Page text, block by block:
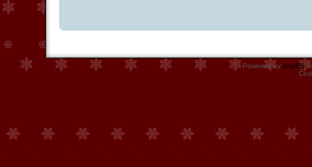
Powered by phpBB©